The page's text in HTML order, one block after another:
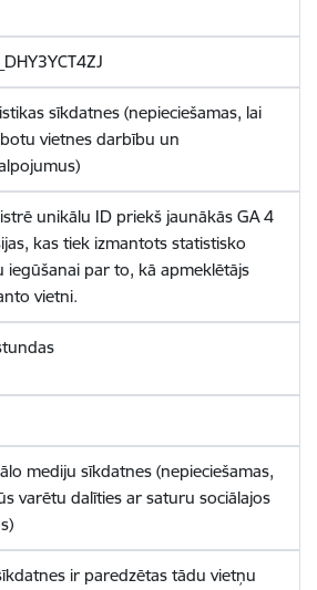
sīkdatnes (nepieciešamas, lai
vietnes darbību un
unikālu ID priekš jaunākās GA 4
kas tiek izmantots statistisko
iegūšanai par to, kā apmeklētājs
vietni.
mediju sīkdatnes (nepieciešamas,
varētu dalīties ar saturu sociālajos
ir paredzētas tādu vietņu